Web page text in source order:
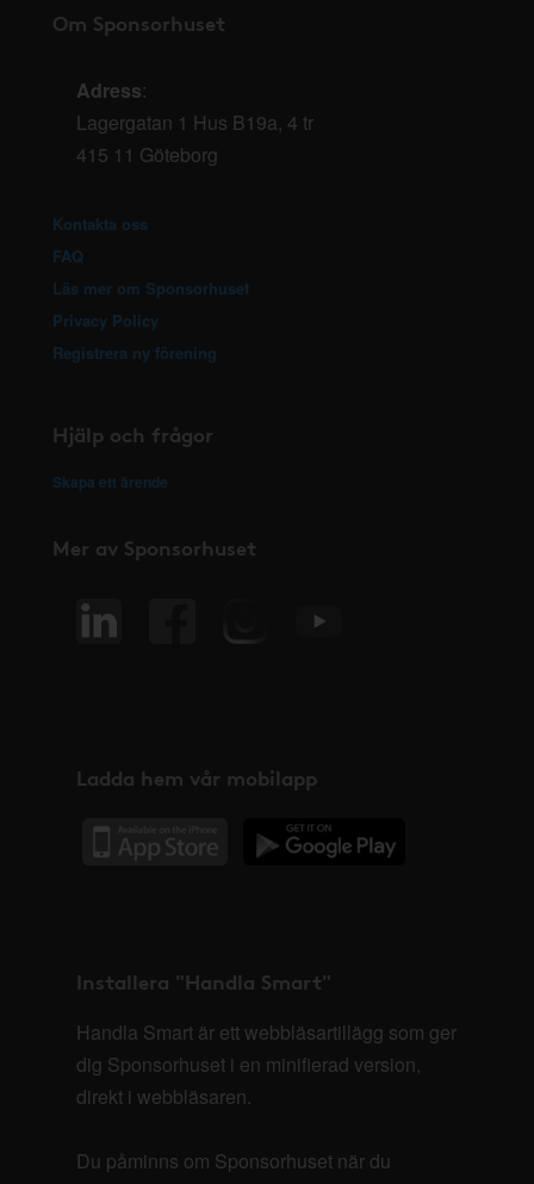
Om Sponsorhuset
Adress:
Lagergatan 1 Hus B19a, 4 tr
415 11 Göteborg
Kontakta oss
FAQ
Läs mer om Sponsorhuset
Privacy Policy
Registrera ny förening
Hjälp och frågor
Skapa ett ärende
Mer av Sponsorhuset
Ladda hem vår mobilapp
Installera "Handla Smart"
Handla Smart är ett webbläsartillägg som ger
dig Sponsorhuset i en minifierad version,
direkt i webbläsaren.
Du påminns om Sponsorhuset när du